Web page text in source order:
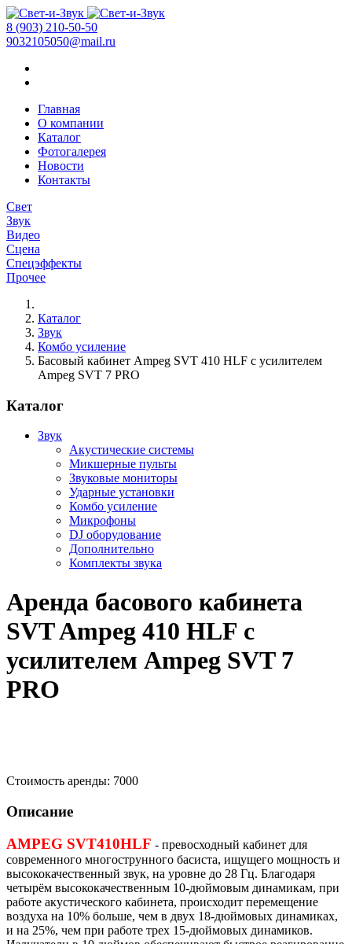
8 (903) 210-50-50
9032105050@mail.ru
Главная
О компании
Каталог
Фотогалерея
Новости
Контакты
Свет
Звук
Видео
Сцена
Спецэффекты
Прочее
Каталог
Звук
Комбо усиление
Басовый кабинет Ampeg SVT 410 HLF с усилителем
Ampeg SVT 7 PRO
Каталог
Звук
Акустические системы
Микшерные пульты
Звуковые мониторы
Ударные установки
Комбо усиление
Микрофоны
DJ оборудование
Дополнительно
Комплекты звука
Аренда басового кабинета
SVT Ampeg 410 HLF с
усилителем Ampeg SVT 7
PRO
Стоимость аренды: 7000
Описание
AMPEG SVT410HLF - превосходный кабинет для
современного многострунного басиста, ищущего мощность и
высококачественный звук, на уровне до 28 Гц. Благодаря
четырём высококачественным 10-дюймовым динамикам, при
работе акустического кабинета, происходит перемещение
воздуха на 10% больше, чем в двух 18-дюймовых динамиках,
и на 25%, чем при работе трех 15-дюймовых динамиков.